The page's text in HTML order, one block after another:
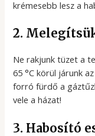
krémesebb lesz a
2.
Ne rakjunk tüzet a
65 °C körül járunk
forró fürdő a
vele a házat!
3. Habosító